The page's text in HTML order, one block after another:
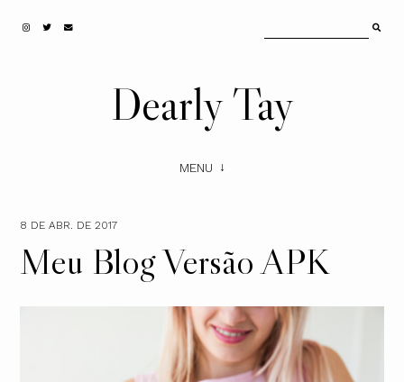
Dearly Tay
MENU
8 DE ABR. DE 2017
Meu Blog Versão APK